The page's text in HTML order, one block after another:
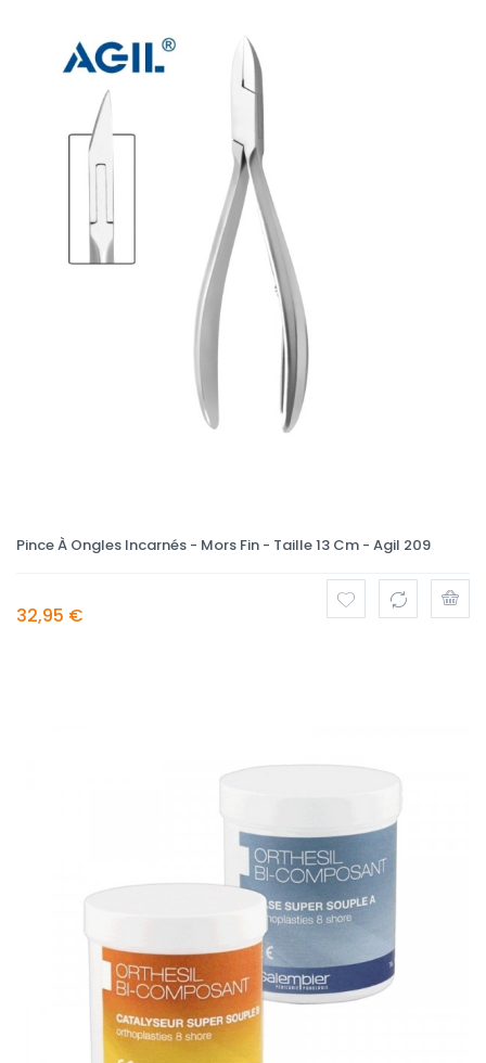
Pince À Ongles Incarnés - Mors Fin - Taille 13 Cm - Agil 209
32,95 €